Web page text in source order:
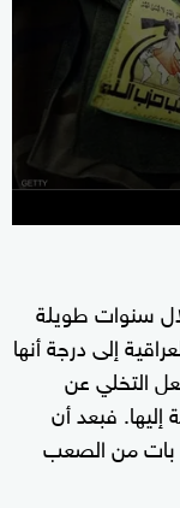
seconds
سنوات طويلة
إلى درجة أنها
التخلي عن
إليها. فبعد أن
من الصعب